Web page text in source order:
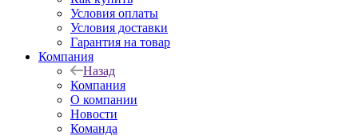
Условия оплаты
Условия доставки
Гарантия на товар
Компания
Назад
Компания
О компании
Новости
Команда